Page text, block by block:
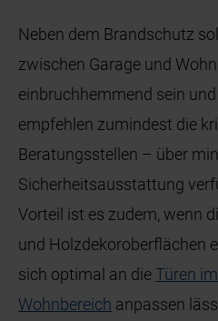
Neben dem Brandschutz
zwischen Garage und
einbruchhemmend sein
empfehlen zumindest die
Beratungsstellen – über
Sicherheitsausstattung
Vorteil ist es zudem, wenn
und Holzdekoroberflächen
sich optimal an dieTüren im
Wohnbereich anpassen